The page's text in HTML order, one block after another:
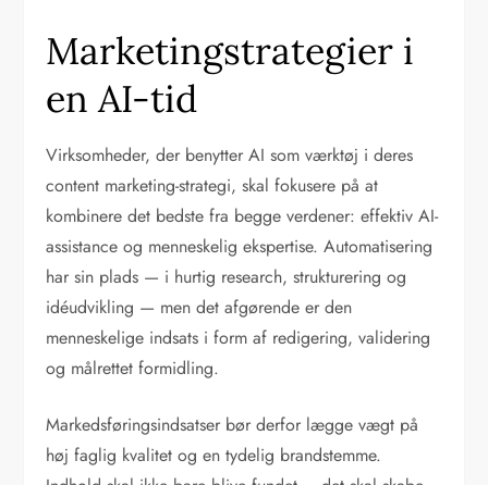
Marketingstrategier i
en AI-tid
Virksomheder, der benytter AI som værktøj i deres
content marketing-strategi, skal fokusere på at
kombinere det bedste fra begge verdener: effektiv AI-
assistance og menneskelig ekspertise. Automatisering
har sin plads — i hurtig research, strukturering og
idéudvikling — men det afgørende er den
menneskelige indsats i form af redigering, validering
og målrettet formidling.
Markedsføringsindsatser bør derfor lægge vægt på
høj faglig kvalitet og en tydelig brandstemme.